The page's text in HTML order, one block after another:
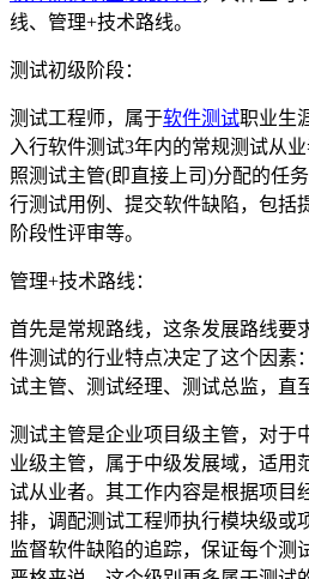
线、管理+技术路线。
测试初级阶段：
测试工程师，属于软件测试职业生
入行软件测试3年内的常规测试从
照测试主管(即直接上司)分配的任
行测试用例、提交软件缺陷，包括
阶段性评审等。
管理+技术路线：
首先是常规路线，这条发展路线要
件测试的行业特点决定了这个因素
试主管、测试经理、测试总监，直
测试主管是企业项目级主管，对于
业级主管，属于中级发展域，适用
试从业者。其工作内容是根据项目
排，调配测试工程师执行模块级或
监督软件缺陷的追踪，保证每个测